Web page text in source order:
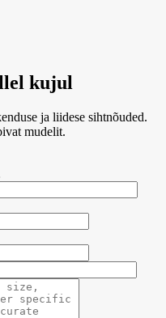
kujul
ja liidese sihtnõuded.
mudelit.